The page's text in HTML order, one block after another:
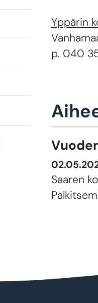
Yppärin
p. 040
Saaren